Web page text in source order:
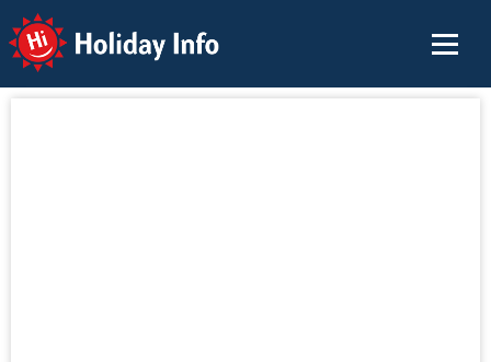
Holiday Info